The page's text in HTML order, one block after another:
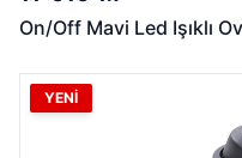
On/Off Mavi Led Işıklı
YENİ